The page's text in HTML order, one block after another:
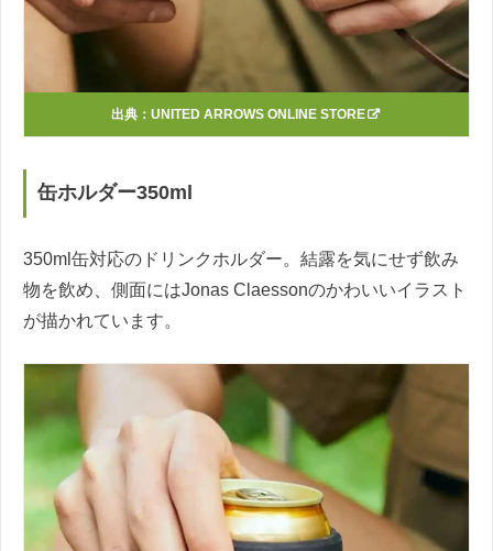
出典： UNITED ARROWS ONLINE STORE
缶ホルダー350ml
350ml缶対応のドリンクホルダー。結露を気にせず飲み
物を飲め、側面にはJonas Claessonのかわいいイラスト
が描かれています。